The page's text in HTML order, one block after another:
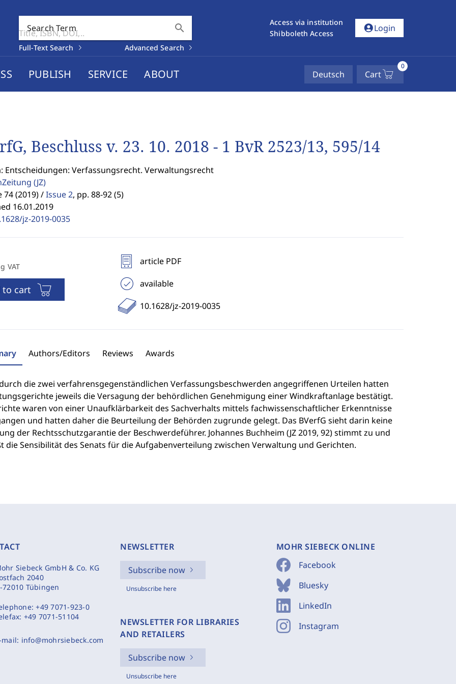
Search Term search
Full-Text Search Advanced Search
Access via institution
Shibboleth Access
account_circleLogin
PUBLISH SERVICE ABOUT Deutsch Cart
0
Beschluss v. 23. 10. 2018 - 1 BvR 2523/13, 595/14
Entscheidungen: Verfassungsrecht. Verwaltungsrecht
(JZ)
74 (2019) / Issue 2, pp. 88-92 (5)
16.01.2019
jz-2019-0035
VAT
to cart
article PDF
available
10.1628/jz-2019-0035
Authors/Editors Reviews Awards
die zwei verfahrensgegenständlichen Verfassungsbeschwerden angegriffenen Urteilen hatten
jeweils die Versagung der behördlichen Genehmigung einer Windkraftanlage bestätigt.
waren von einer Unaufklärbarkeit des Sachverhalts mittels fachwissenschaftlicher Erkenntnisse
und hatten daher die Beurteilung der Behörden zugrunde gelegt. Das BVerfG sieht darin keine
der Rechtsschutzgarantie der Beschwerdeführer. Johannes Buchheim (JZ 2019, 92) stimmt zu und
die Sensibilität des Senats für die Aufgabenverteilung zwischen Verwaltung und Gerichten.
Siebeck GmbH & Co. KG
2040
72010 Tübingen
+49 7071-923-0
+49 7071-51104
mail: info@mohrsiebeck.com
NEWSLETTER
Subscribe now
Unsubscribe here
NEWSLETTER FOR LIBRARIES
AND RETAILERS
Subscribe now
Unsubscribe here
MOHR SIEBECK ONLINE
Facebook
Bluesky
LinkedIn
Instagram